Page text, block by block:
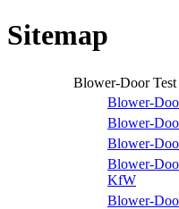
Sitemap
Blower-Door Test
Blower-
Blower-
Blower-
Blower-
KfW
Blower-